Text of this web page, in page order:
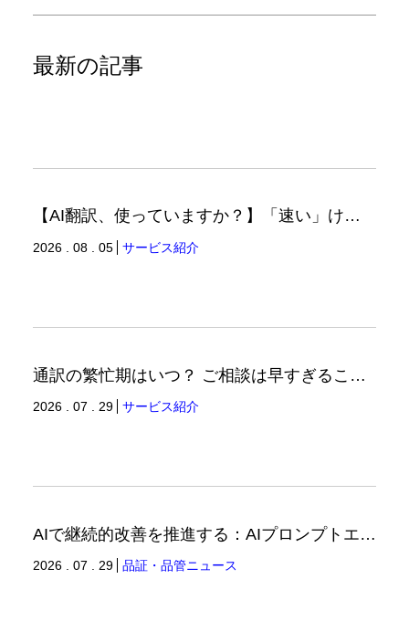
最新の記事
【AI翻訳、使っていますか？】「速い」けど「正しい」は別の話（翻訳ブログ）
2026 . 08 . 05 サービス紹介
通訳の繁忙期はいつ？ ご相談は早すぎることはありません。（通訳ブログ）
2026 . 07 . 29 サービス紹介
AIで継続的改善を推進する：AIプロンプトエンジニアリングへの品質思考の適用-3（品証品管ニュース）
2026 . 07 . 29 品証・品管ニュース